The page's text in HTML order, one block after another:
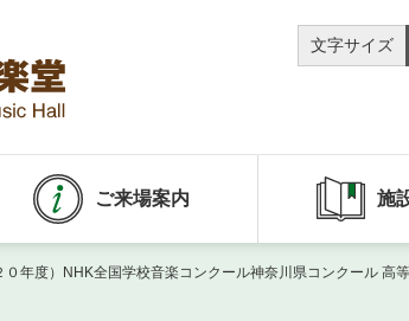
文字サイズ
ご来場案内 施
０年度）NHK全国学校音楽コンクール神奈川県コンクール 高